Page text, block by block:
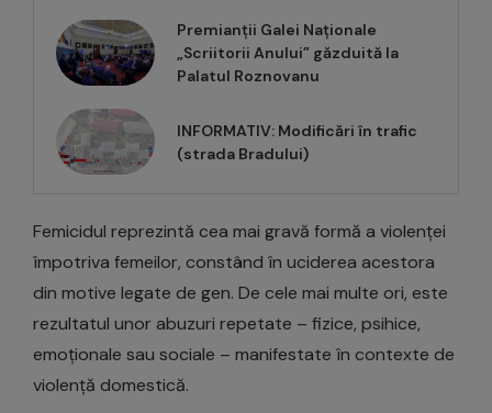
Premianții Galei Naționale
„Scriitorii Anului” găzduită la
Palatul Roznovanu
INFORMATIV: Modificări în trafic
(strada Bradului)
Femicidul reprezintă cea mai gravă formă a violenței
împotriva femeilor, constând în uciderea acestora
din motive legate de gen. De cele mai multe ori, este
rezultatul unor abuzuri repetate – fizice, psihice,
emoționale sau sociale – manifestate în contexte de
violență domestică.